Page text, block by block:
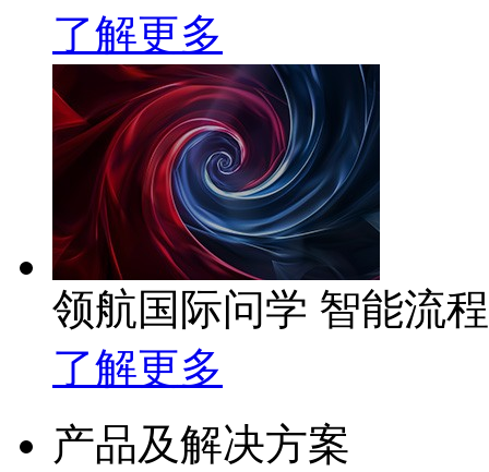
了解更多
领航国际问学 智能流
了解更多
产品及解决方案